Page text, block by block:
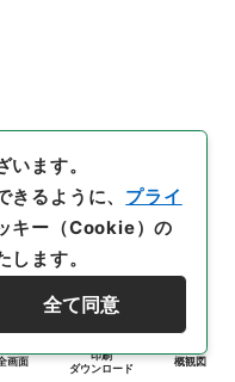
画面
印刷
ダウンロード
概観図
ます。
るように、 プライ
キー（Cookie）の
ます。
全て同意